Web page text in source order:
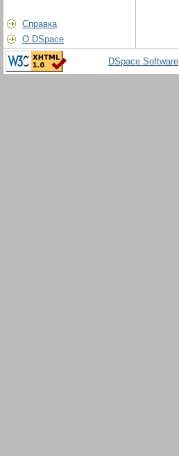
Справка
О DSpace
DSpace Software